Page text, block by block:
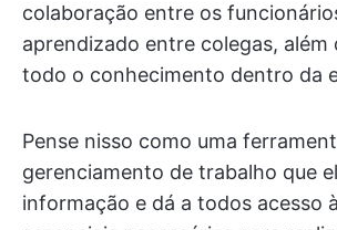
colaboração entre os
aprendizado entre colegas, além
todo o conhecimento dentro da
Pense nisso como uma
gerenciamento de trabalho que
informação e dá a todos acesso